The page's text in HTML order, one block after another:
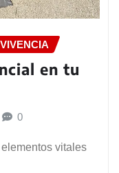
en tu
0
vitales